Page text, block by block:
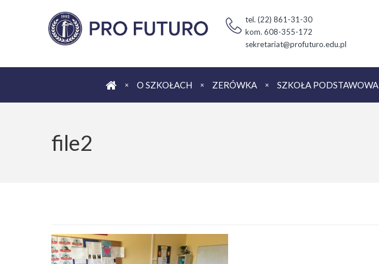
tel. (22) 861-31-30
kom. 608-355-172
sekretariat@profuturo.edu.pl
Strona głównaO SZKOŁACH ZERÓWKA SZKOŁA PODSTAWOWA
file2